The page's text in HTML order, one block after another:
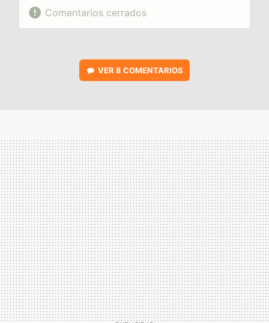
Comentarios cerrados
VER 8 COMENTARIOS